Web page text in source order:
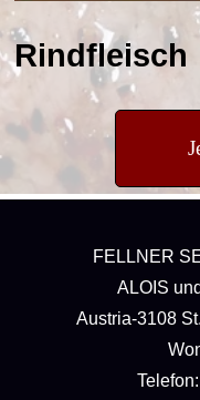
Rindfleisch
FELLNER
ALOIS
Austria-3108